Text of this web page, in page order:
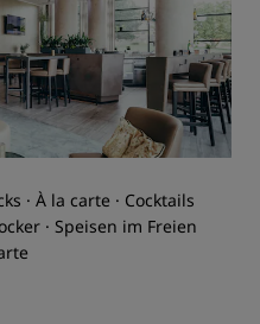
· À la carte · Cocktails
· Speisen im Freien